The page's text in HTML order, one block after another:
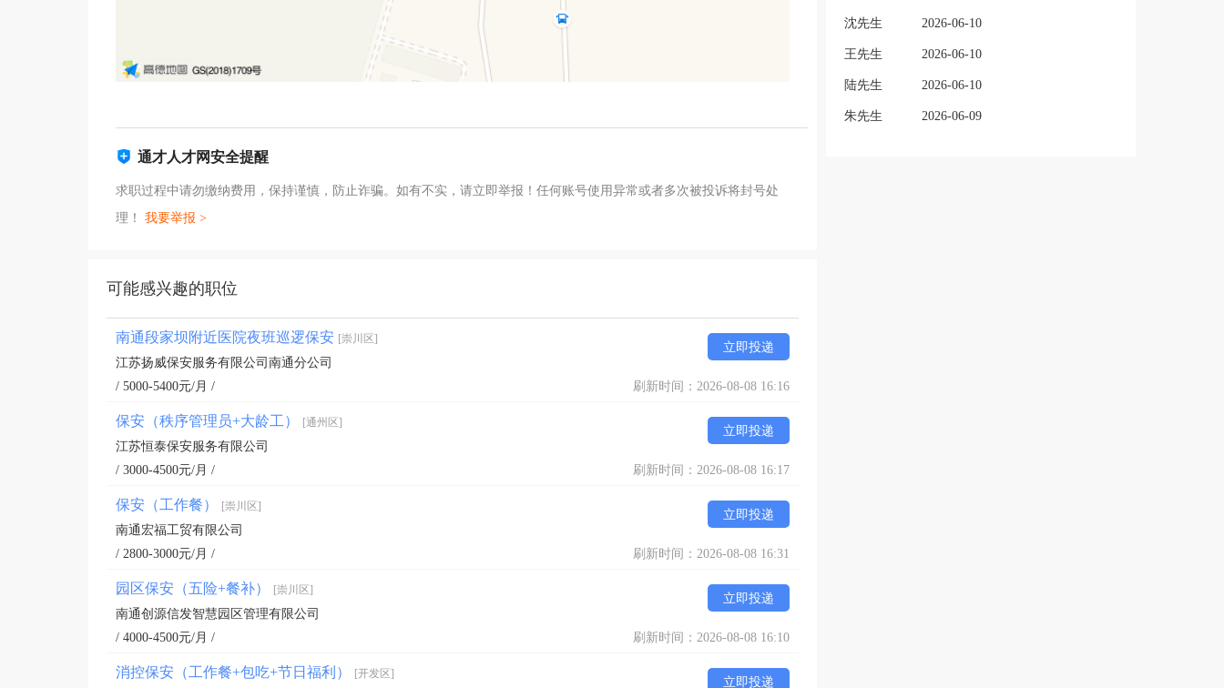
通才人才网安全提醒
求职过程中请勿缴纳费用，保持谨慎，防止诈骗。如有不实，请立即举报！任何账号使用异常或者多次被投诉将封号处
理！ 我要举报 >
可能感兴趣的职位
南通段家坝附近医院夜班巡逻保安 [崇川区]
立即投递
江苏扬威保安服务有限公司南通分公司
/ 5000-5400元/月 /
刷新时间：2026-08-08 16:16
保安（秩序管理员+大龄工） [通州区]
立即投递
江苏恒泰保安服务有限公司
/ 3000-4500元/月 /
刷新时间：2026-08-08 16:17
保安（工作餐） [崇川区]
立即投递
南通宏福工贸有限公司
/ 2800-3000元/月 /
刷新时间：2026-08-08 16:31
园区保安（五险+餐补） [崇川区]
立即投递
南通创源信发智慧园区管理有限公司
/ 4000-4500元/月 /
刷新时间：2026-08-08 16:10
消控保安（工作餐+包吃+节日福利） [开发区]
立即投递
沈先生 2026-06-10
王先生 2026-06-10
陆先生 2026-06-10
朱先生 2026-06-09